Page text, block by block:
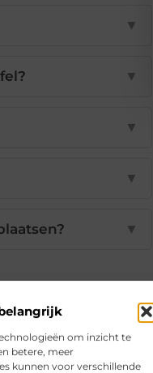
om inzicht te
betere, meer
kunnen voor verschillende
▼
▼
▼
▼
▼